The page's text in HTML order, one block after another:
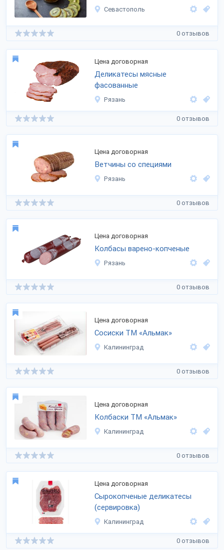
Севастополь
0 отзывов
Цена договорная
Деликатесы мясные
фасованные
Рязань
0 отзывов
Цена договорная
Ветчины со специями
Рязань
0 отзывов
Цена договорная
Колбасы варено-копченые
Рязань
0 отзывов
Цена договорная
Сосиски ТМ «Альмак»
Калининград
0 отзывов
Цена договорная
Колбаски ТМ «Альмак»
Калининград
0 отзывов
Цена договорная
Сырокопченые деликатесы
(сервировка)
Калининград
0 отзывов